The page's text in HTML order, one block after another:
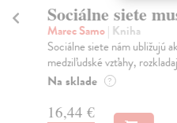
Sociálne siete
Marec Samo| Kniha
Sociálne siete nám ubližujú
medziľudské vzťahy,
Na sklade ?
16,44 €